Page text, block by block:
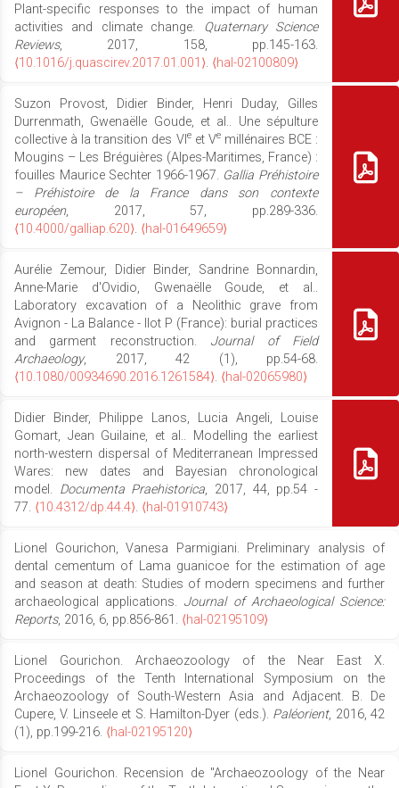
Plant-specific responses to the impact of human
activities and climate change. Quaternary Science
Reviews, 2017, 158, pp.145-163.
⟨10.1016/j.quascirev.2017.01.001⟩. ⟨hal-02100809⟩
Suzon Provost, Didier Binder, Henri Duday, Gilles
Durrenmath, Gwenaëlle Goude, et al.. Une sépulture
collective à la transition des VI eet Vemillénaires BCE :
Mougins – Les Bréguières (Alpes-Maritimes, France) :
fouilles Maurice Sechter 1966-1967. Gallia Préhistoire
– Préhistoire de la France dans son contexte
européen, 2017, 57, pp.289-336.
⟨10.4000/galliap.620⟩. ⟨hal-01649659⟩
Aurélie Zemour, Didier Binder, Sandrine Bonnardin,
Anne-Marie d'Ovidio, Gwenaëlle Goude, et al..
Laboratory excavation of a Neolithic grave from
Avignon - La Balance - Ilot P (France): burial practices
and garment reconstruction. Journal of Field
Archaeology, 2017, 42 (1), pp.54-68.
⟨10.1080/00934690.2016.1261584⟩. ⟨hal-02065980⟩
Didier Binder, Philippe Lanos, Lucia Angeli, Louise
Gomart, Jean Guilaine, et al.. Modelling the earliest
north-western dispersal of Mediterranean Impressed
Wares: new dates and Bayesian chronological
model. Documenta Praehistorica, 2017, 44, pp.54 -
77. ⟨10.4312/dp.44.4⟩. ⟨hal-01910743⟩
Lionel Gourichon, Vanesa Parmigiani. Preliminary analysis of
dental cementum of Lama guanicoe for the estimation of age
and season at death: Studies of modern specimens and further
archaeological applications. Journal of Archaeological Science:
Reports, 2016, 6, pp.856-861. ⟨hal-02195109⟩
Lionel Gourichon. Archaeozoology of the Near East X.
Proceedings of the Tenth International Symposium on the
Archaeozoology of South-Western Asia and Adjacent. B. De
Cupere, V. Linseele et S. Hamilton-Dyer (eds.). Paléorient, 2016, 42
(1), pp.199-216. ⟨hal-02195120⟩
Lionel Gourichon. Recension de "Archaeozoology of the Near